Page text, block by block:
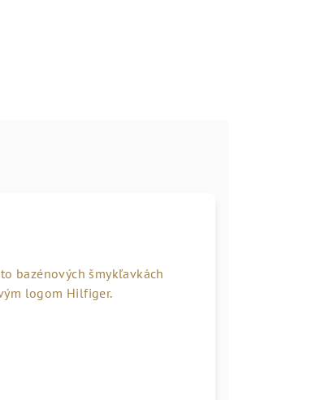
bazénových šmykľavkách
logom Hilfiger.